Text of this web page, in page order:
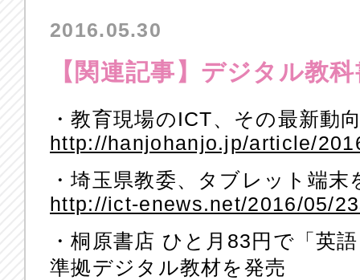
2016.05.30
【関連記事】デジタル教
・教育現場のICT、その最新動
http://hanjohanjo.jp/article/
・埼玉県教委、タブレット端
http://ict-enews.net/2016/05/
・桐原書店 ひと月83円で「英
準拠デジタル教材を発売